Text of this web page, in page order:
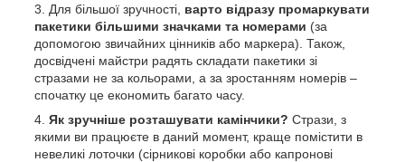
Для більшої зручності, варто відразу промаркувати
пакетики більшими значками та номерами (за
допомогою звичайних цінників або маркера). Також,
досвідчені майстри радять складати пакетики зі
стразами не за кольорами, а за зростанням номерів –
спочатку це економить багато часу.
Як зручніше розташувати камінчики? Стрази, з
якими ви працюєте в даний момент, краще помістити в
невеликі лоточки (сірникові коробки або капронові